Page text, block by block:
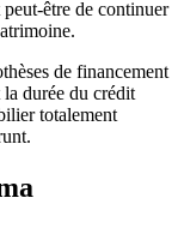
peut-être de continuer
de financement
durée du crédit
totalement